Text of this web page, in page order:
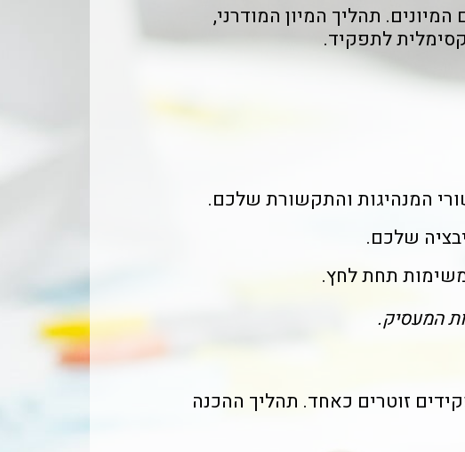
תהליך המיון המודרני,
לתפקיד.
המנהיגות והתקשורת שלכם.
שלכם.
תחת לחץ.
המעסיק.
זוטרים כאחד. תהליך ההכנה